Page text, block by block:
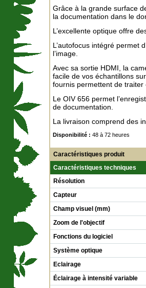
Grâce à la grande surface
la documentation dans le
L’excellente optique offre
L’autofocus intégré permet
l’image.
Avec sa sortie HDMI, la
facile de vos échantillons
fournis permettent de traiter
Le OIV 656 permet
de documentation.
La livraison comprend des
Disponibilité : 48 à 72 heures
Caractéristiques produit
Caractéristiques techniques
Résolution
Capteur
Champ visuel (mm)
Zoom de l'objectif
Fonctions du logiciel
Système optique
Eclairage
Éclairage à intensité variable